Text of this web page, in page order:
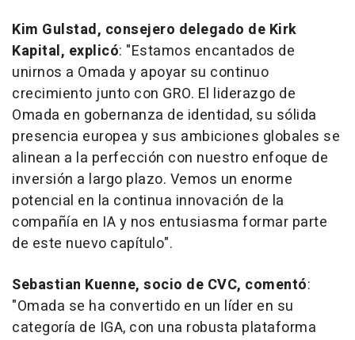
Kim Gulstad, consejero delegado de Kirk
Kapital, explicó: "Estamos encantados de
unirnos a Omada y apoyar su continuo
crecimiento junto con GRO. El liderazgo de
Omada en gobernanza de identidad, su sólida
presencia europea y sus ambiciones globales se
alinean a la perfección con nuestro enfoque de
inversión a largo plazo. Vemos un enorme
potencial en la continua innovación de la
compañía en IA y nos entusiasma formar parte
de este nuevo capítulo".
Sebastian Kuenne, socio de CVC, comentó:
"Omada se ha convertido en un líder en su
categoría de IGA, con una robusta plataforma